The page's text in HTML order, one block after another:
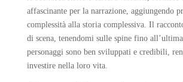
affascinante per la narrazione, aggiungendo
complessità alla storia complessiva. Il
di scena, tenendomi sulle spine fino
personaggi sono ben sviluppati e credibili,
investire nella loro vita.